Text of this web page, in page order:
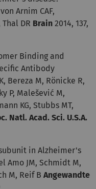
Arnim CAF,
DR Brain 2014, 137,
Binding and
Antibody
Bereza M, Rönicke R,
P, Malešević M,
KG, Stubbs MT,
Natl. Acad. Sci. U.S.A.
in Alzheimer's
Amo JM, Schmidt M,
M, Reif B Angewandte